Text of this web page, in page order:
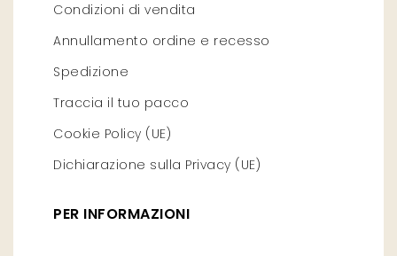
Condizioni di vendita
Annullamento ordine e recesso
Spedizione
Traccia il tuo pacco
Cookie Policy (UE)
Dichiarazione sulla Privacy (UE)
PER INFORMAZIONI